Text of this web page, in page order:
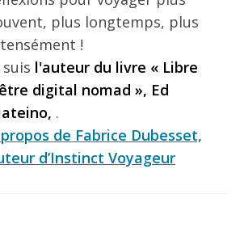
plus longtemps, plus
!
suis l'auteur du livre « Libre
digital nomad », Ed
.
de Fabrice Dubesset,
d’Instinct Voyageur